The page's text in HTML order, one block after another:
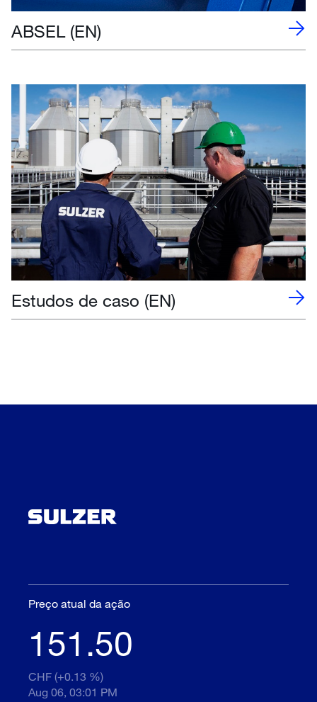
ABSEL (EN)
Estudos de caso (EN)
Preço atual da ação
151.50
CHF (+0.13 %)
Aug 06, 03:01 PM